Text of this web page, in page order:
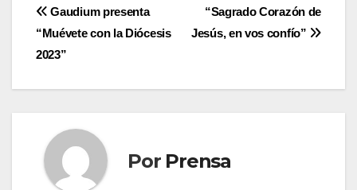
Navegación
de
entradas
“Sagrado Corazón de
Jesús, en vos confío”
Gaudium presenta
“Muévete con la Diócesis
2023”
Por Prensa